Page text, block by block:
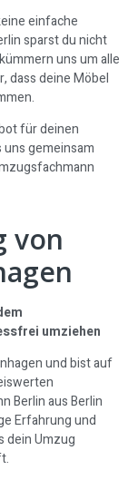
einfache
sparst du nicht
uns um alle
dass deine Möbel
für deinen
uns gemeinsam
von
umziehen
und bist auf
Berlin aus Berlin
Erfahrung und
dein Umzug